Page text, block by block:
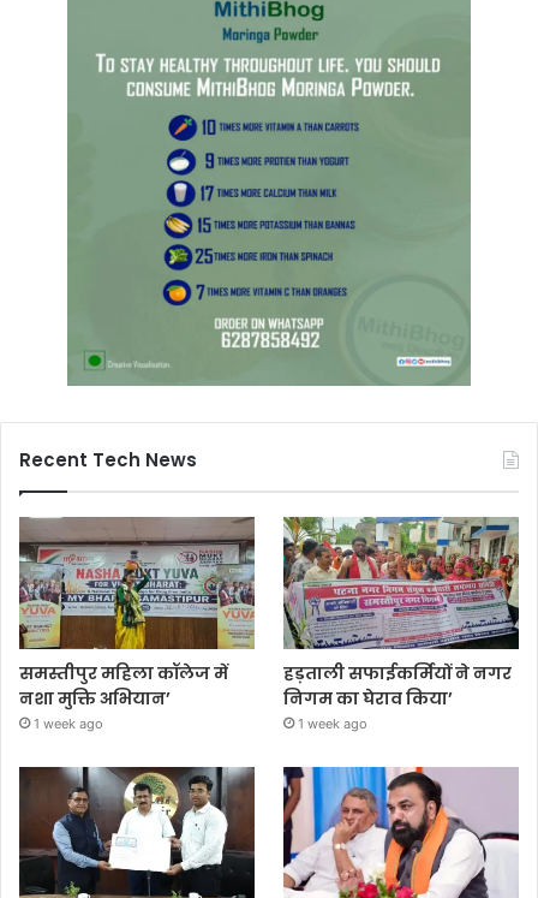
Recent Tech News
समस्तीपुर महिला कॉलेज में
नशा मुक्ति अभियान’
1 week ago
हड़ताली सफाईकर्मियों ने नगर
निगम का घेराव किया’
1 week ago